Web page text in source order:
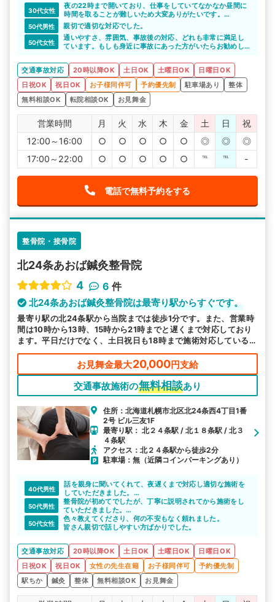
30代女性
夜の22時まで開いており、仕事をしていてなかなか昼間に
時間を取ることが難しいため大変ありがたいです。
スタッフの方々も全員対応が丁寧なので、誰が担当になっ
ても安心して施術を受けられます。
50代男性 親切で適切な対応でした。
50代女性
通いやすさ、雰囲気、事故後の対応、どれも非常に満足し
ています。もしも身近に事故にあった方がいたらお勧めし
交通事故対応
20時以降OK 土日OK 土曜日OK
日曜日OK
日祝OK
祝日OK お子様同伴可 予約優先制 駐車場あり
整体
無料相談OK
転院相談OK お見舞金
営業時間 月 火 水 木 金 土 日
祝
12:00～16:00
○ ○ ○ ○ ○ ◎ ◎
◎
17:00～22:00
○ ○ ○ ○ ○ ℡ ℡ -
電話で無料予約をする
整骨院・接骨院
北24条あおば鍼灸整骨院
4
6 件
北24条あおば鍼灸整骨院は最寄り駅からすぐです。
最寄り駅の北24条駅から当院までは徒歩1分です。また、営業時
間は10時から13時、15時から21時までと遅くまで対応しており
ます。平日だけでなく、土日祝日も18時まで施術対応しているの
で、お気軽にお越しください。
お見舞金最大20,000円支給
交通事故施術の無料相談あり
住所：北海道札幌市北区北24条西4丁目1番
2号 ビル三友1F
最寄り駅： 北２４条駅 / 北１８条駅 / 北３
４条駅
アクセス：北２４条駅から徒歩2分
駐車場：無（近隣コインパーキングあり）
40代男性
話を親身に聞いてくれて、夜遅くまで対応し適切な施術を
していただきました。
ありがとうございます。
50代男性
整骨院が初めてでしたが、丁寧に説明されてから施術をし
ていただきました。
今後も安心して通えそうです。
事故後3日は体に不調はありませんでした。ですが、その後
症状が出たらすぐに通院先を紹介してもらうべきと思いま
す。
50代女性
色々教えてくださり、何の不安もなく頼れました。
皆さん親切で話しやすい方ばかりでした。
交通事故対応 20時以降OK 土日OK 土曜日OK
日曜日OK
日祝OK
祝日OK 女性の先生在籍 お子様同伴可
予約優先制
駅ちか
鍼灸 整体 無料相談OK お見舞金